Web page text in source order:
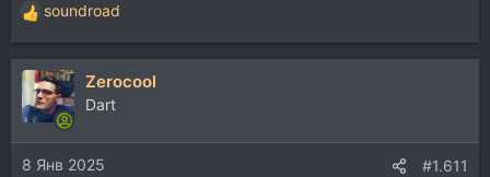
Р
е
а
к
ц
и
и
:
soundroad
Zerocool
Dart
8 Янв 2025 #1.611